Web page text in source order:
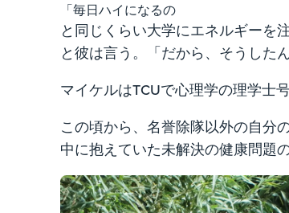
「毎日ハイになるの
と同じくらい大学にエネルギーを
と彼は言う。「だから、そうした
マイケルはTCUで心理学の理学士
この頃から、名誉除隊以外の自分
中に抱えていた未解決の健康問題